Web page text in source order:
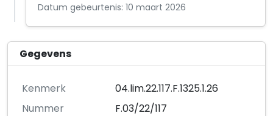
Datum gebeurtenis: 10 maart 2026
Gegevens
Kenmerk
04.lim.22.117.F.1325.1.26
Nummer
F.03/22/117